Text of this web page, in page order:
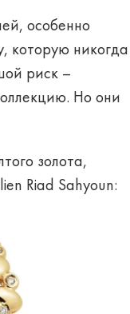
особенно
которую никогда
риск –
Но они
золота,
Riad Sahyoun: